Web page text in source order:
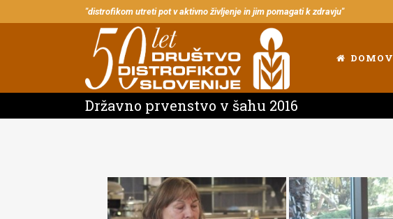
"distrofikom utreti pot v aktivno življenje in jim pomagati k zdravju"
DOMOV
Državno prvenstvo v šahu 2016